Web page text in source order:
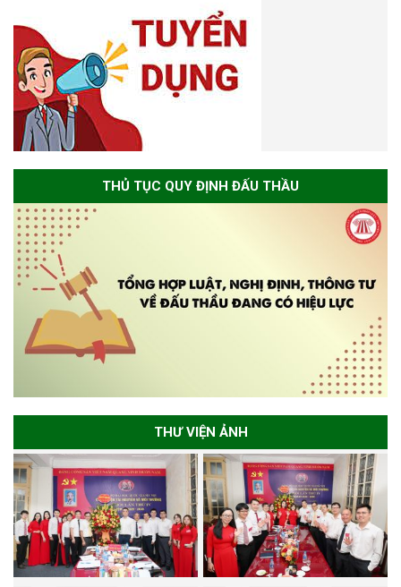
THỦ TỤC QUY ĐỊNH ĐẤU THẦU
THƯ VIỆN ẢNH